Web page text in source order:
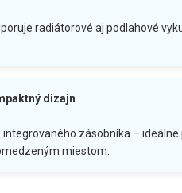
radiátorové aj podlahové
dizajn
integrovaného zásobníka –
miestom.